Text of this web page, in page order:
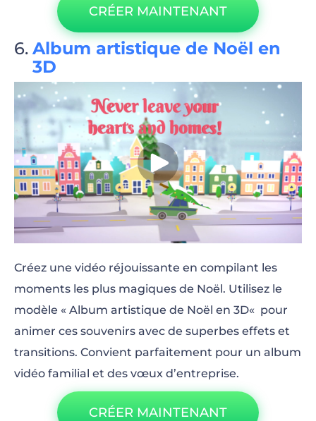
CRÉER MAINTENANT
Album artistique de Noël en
3D
Créez une vidéo réjouissante en compilant les
moments les plus magiques de Noël. Utilisez le
modèle « Album artistique de Noël en 3D« pour
animer ces souvenirs avec de superbes effets et
transitions. Convient parfaitement pour un album
vidéo familial et des vœux d’entreprise.
CRÉER MAINTENANT